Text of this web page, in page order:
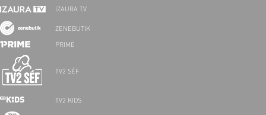
IZAURA TV
ZENEBUTIK
PRIME
TV2 SÉF
TV2 KIDS